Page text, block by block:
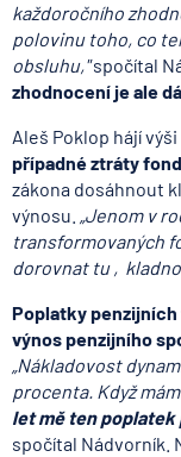
každoročního
polovinu toho, co
obsluhu,"spočítal
zhodnocení je ale
Aleš Poklop hájí
případné ztráty
zákona dosáhnout
výnosu. „Jenom v
transformovaných
dorovnat tu
Poplatky penzijních
výnos penzijního
„Nákladovost
procenta. Když
let mě ten
spočítal Nádvorník.